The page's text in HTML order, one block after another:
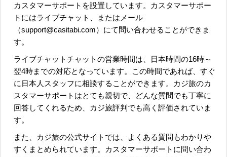
カスタマーサポートを設置しています。カスタマーサポー
トにはライブチャット、またはメール
（support@casitabi.com）にて問い合わせることができま
す。
ライブチャットチャットの営業時間は、日本時間の16時～
翌4時までの対応となっています。この時間であれば、すぐ
に日本人スタッフに相談することができます。カジ旅のカ
スタマーサポートはとても親切で、どんな質問でも丁寧に
回答してくれるため、カジ旅評判でも高く評価されていま
す。
また、カジ旅の公式サイトでは、よくある質問もわかりや
すくまとめられています。カスタマーサポートに問い合わ